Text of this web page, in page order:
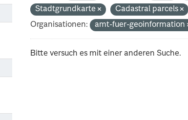
Stadtgrundkarte
Cadastral parcels
Organisationen:
amt-fuer-geoinformation
Bitte versuch es mit einer anderen Suche.